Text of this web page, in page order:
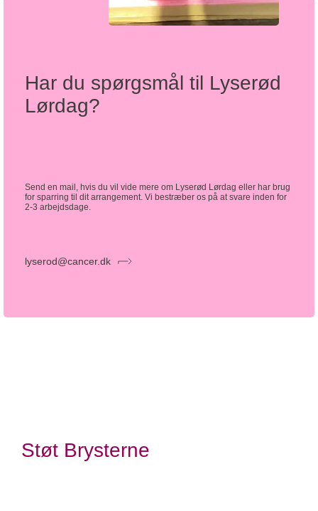
Har du spørgsmål til Lyserød
Lørdag?
Send en mail, hvis du vil vide mere om Lyserød Lørdag eller har brug
for sparring til dit arrangement. Vi bestræber os på at svare inden for
2-3 arbejdsdage.
lyserod@cancer.dk
Støt Brysterne